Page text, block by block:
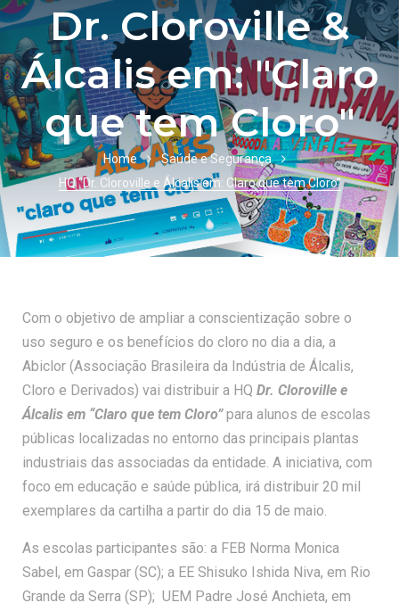
Dr. Cloroville &
Álcalis em: "Claro
que tem Cloro"
Home
Saúde e Segurança
HQ “Dr. Cloroville e Álcalis em: Claro que tem Cloro”
Com o objetivo de ampliar a conscientização sobre o
uso seguro e os benefícios do cloro no dia a dia, a
Abiclor (Associação Brasileira da Indústria de Álcalis,
Cloro e Derivados) vai distribuir a HQ Dr. Cloroville e
Álcalis em “Claro que tem Cloro”para alunos de escolas
públicas localizadas no entorno das principais plantas
industriais das associadas da entidade. A iniciativa, com
foco em educação e saúde pública, irá distribuir 20 mil
exemplares da cartilha a partir do dia 15 de maio.
As escolas participantes são: a FEB Norma Monica
Sabel, em Gaspar (SC); a EE Shisuko Ishida Niva, em Rio
Grande da Serra (SP); UEM Padre José Anchieta, em